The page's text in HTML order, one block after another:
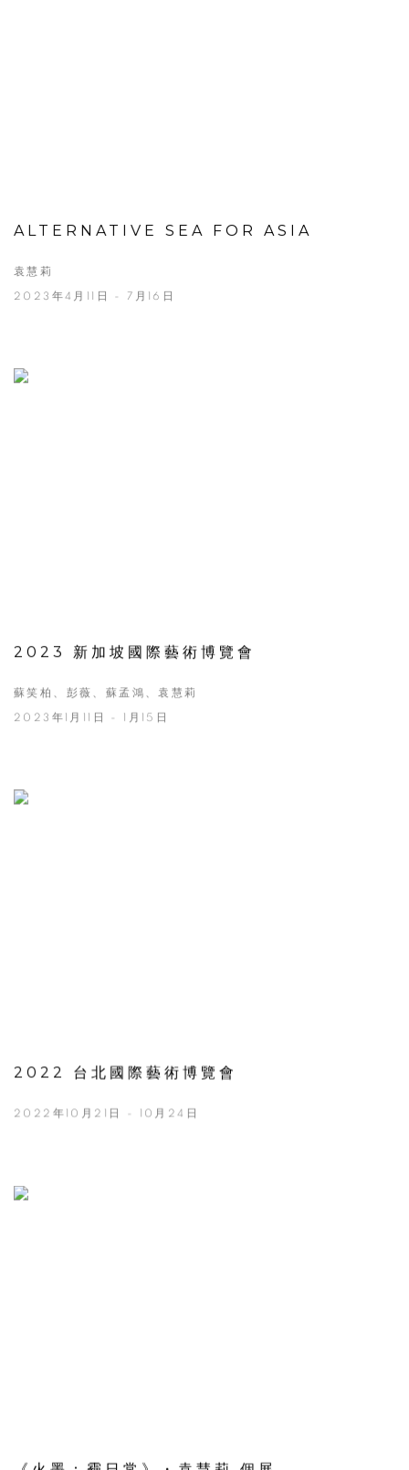
ALTERNATIVE SEA FOR ASIA
袁慧莉
2023年4月11日 - 7月16日
2023 新加坡國際藝術博覽會
蘇笑柏、彭薇、蘇孟鴻、袁慧莉
2023年1月11日 - 1月15日
2022 台北國際藝術博覽會
2022年10月21日 - 10月24日